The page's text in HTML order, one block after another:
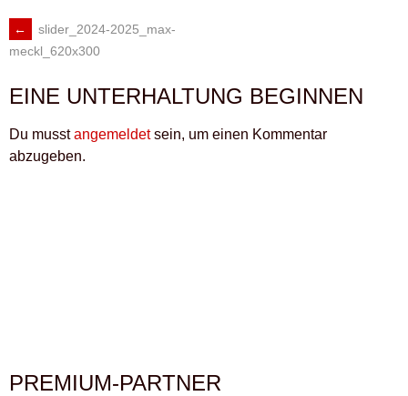
ARTIKEL-
NAVIGATION
←
slider_2024-2025_max-
meckl_620x300
EINE UNTERHALTUNG BEGINNEN
Du musstangemeldetsein, um einen Kommentar
abzugeben.
PREMIUM-PARTNER